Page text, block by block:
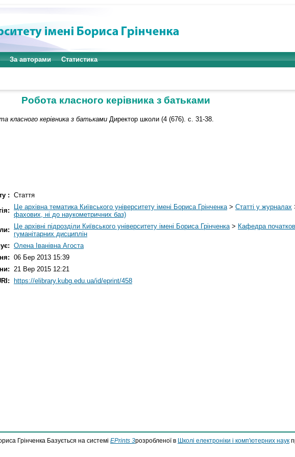
За авторами Статистика
Робота класного керівника з батьками
класного керівника з батьками Директор школи (4 (676). с. 31-38.
: Стаття
Це архівна тематика Київського університету імені Бориса Грінченка> Статті у журналах
фахових, ні до наукометричних баз)
Це архівні підрозділи Київського університету імені Бориса Грінченка> Кафедра
гуманітарних дисциплін
Олена Іванівна Агоста
06 Бер 2013 15:39
21 Вер 2015 12:21
https://elibrary.kubg.edu.ua/id/eprint/458
Грінченка Базується на системі EPrints 3розробленої в Школі електроніки і комп'ютерних наук